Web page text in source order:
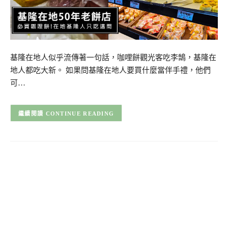
基隆在地人似乎流傳著一句話，咖哩餅觀光客吃李鵠，基隆在
地人都吃大新。 如果問基隆在地人要買什麼當伴手禮，他們
可…
CONTINUE READING